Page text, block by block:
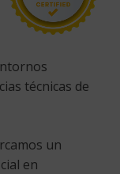
técnicas de
un
en